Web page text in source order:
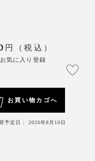
やや厚みを持たせて
。
ンをグラスの内側だ
ングできるのは、知
いかとのこと。
熟練の職人による手
研磨しているそうで
ださい
保管してください
オーブンには対応し
ります
ものとぶつからない
円（税込）
気に入り登録
お買い物カゴへ
予定日： 2026年8月10日